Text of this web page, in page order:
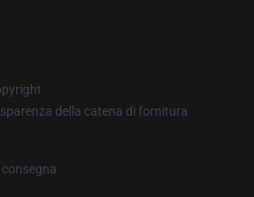
della catena di fornitura